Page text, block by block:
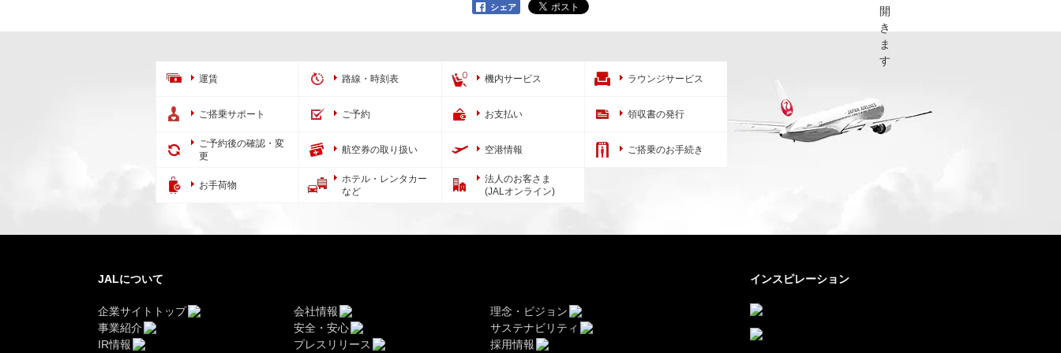
シェア
運賃 路線・時刻表 機内サービス ラウンジサービス
ご搭乗サポート ご予約 お支払い 領収書の発行
ご予約後の確認・変
更
航空券の取り扱い 空港情報 ご搭乗のお手続き
お手荷物
ホテル・レンタカー
など
法人のお客さま
(JALオンライン)
JALについて
企業サイトトップ 会社情報
理念・ビジョン
事業紹介
安全・安心
サステナビリティ
IR情報
プレスリリース 採用情報
インスピレーション